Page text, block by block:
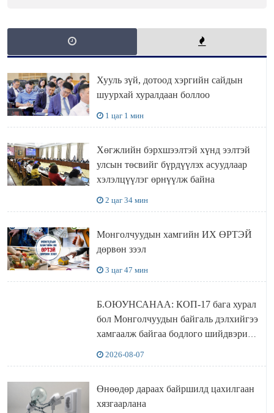
Хууль зүй, дотоод хэргийн сайдын
шуурхай хуралдаан боллоо
1 цаг 1 мин
Хөгжлийн бэрхшээлтэй хүнд ээлтэй
улсын төсвийг бүрдүүлэх асуудлаар
хэлэлцүүлэг өрнүүлж байна
2 цаг 34 мин
Монголчуудын хамгийн ИХ ӨРТЭЙ
дөрвөн зээл
3 цаг 47 мин
Б.ОЮУНСАНАА: КОП-17 бага хурал
бол Монголчуудын байгаль дэлхийгээ
хамгаалж байгаа бодлого шийдвэрийг
2026-08-07
Өнөөдөр дараах байршилд цахилгаан
хязгаарлана